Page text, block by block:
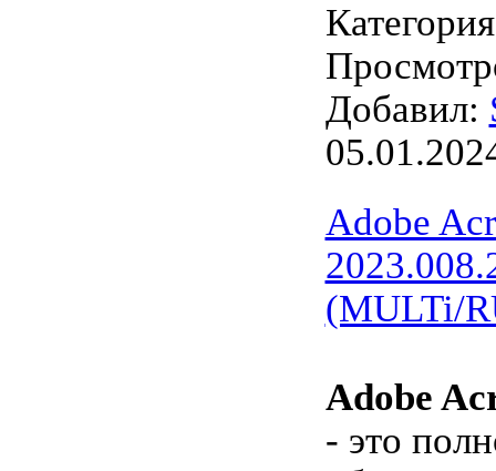
Добавил:
Adobe
(MULTi/
Adobe
- это